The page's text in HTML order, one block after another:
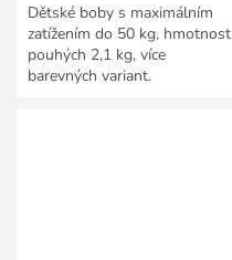
Dětské boby s maximálním
zatížením do 50 kg, hmotnost
pouhých 2,1 kg, více
barevných variant.